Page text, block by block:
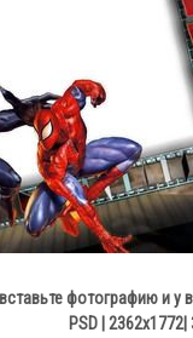
фотографию и у
PSD |